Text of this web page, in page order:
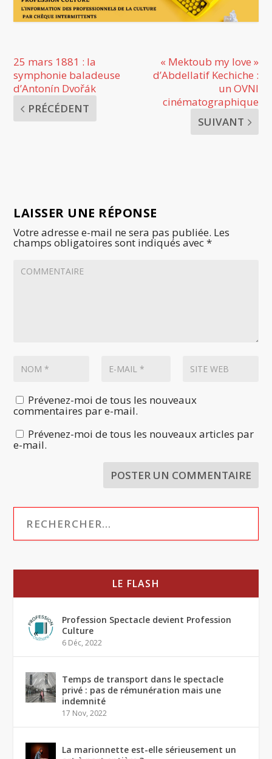
25 mars 1881 : la
symphonie baladeuse
d’Antonín Dvořák
PRÉCÉDENT
« Mektoub my love »
d’Abdellatif Kechiche :
un OVNI
cinématographique
SUIVANT
LAISSER UNE RÉPONSE
Votre adresse e-mail ne sera pas publiée. Les
champs obligatoires sont indiqués avec*
Prévenez-moi de tous les nouveaux
commentaires par e-mail.
Prévenez-moi de tous les nouveaux articles par
e-mail.
LE FLASH
Profession Spectacle devient Profession
Culture
6 Déc, 2022
Temps de transport dans le spectacle
privé : pas de rémunération mais une
indemnité
17 Nov, 2022
La marionnette est-elle sérieusement un